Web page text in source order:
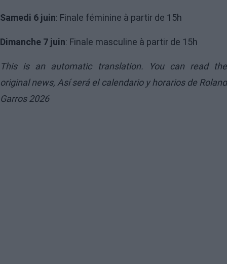
Samedi 6 juin: Finale féminine à partir de 15h
Dimanche 7 juin: Finale masculine à partir de 15h
This is an automatic translation. You can read the
original news,Así será el calendario y horarios de Roland
Garros 2026